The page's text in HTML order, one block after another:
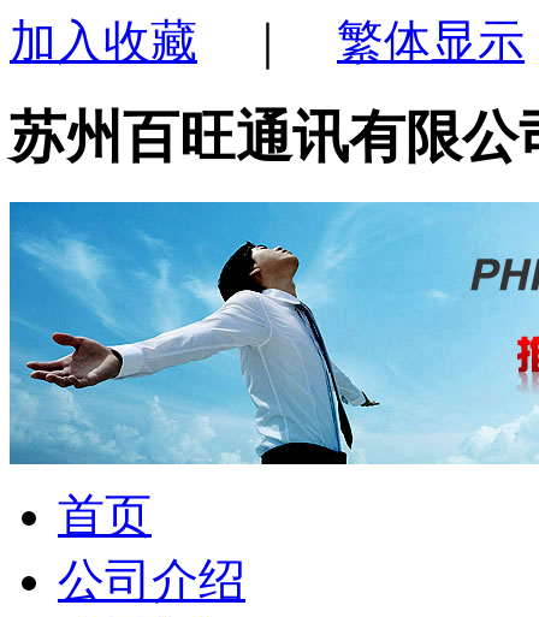
加入收藏 繁体显示
苏州百旺通讯有限公
首页
公司介绍